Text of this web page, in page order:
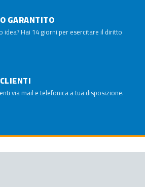
GARANTITO
idea? Hai 14 giorni per esercitare il diritto
via mail e telefonica a tua disposizione.